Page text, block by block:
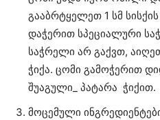
გააბრტყელეთ 1 სმ
დაჭერით სპეციალური
საჭრელი არ გაქვთ,
ჭიქა. ცომი გამოჭერით
შუაგული_ პატარა ჭიქით.
მოცემული